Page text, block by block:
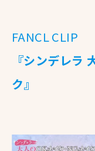
FANCL CLIP
『シンデレラ
ク』